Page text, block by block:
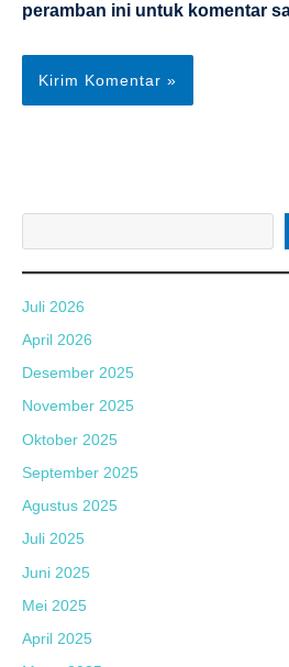
peramban ini untuk komentar
Juli 2026
April 2026
Desember 2025
November 2025
Oktober 2025
September 2025
Agustus 2025
Juli 2025
Juni 2025
Mei 2025
April 2025